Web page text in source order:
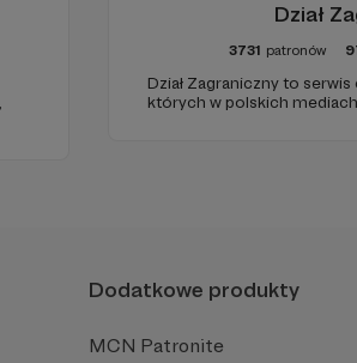
Dział
3731 patronów
Dział Zagraniczny to
których w polskich mediach
Dodatkowe produkty
MCN Patronite